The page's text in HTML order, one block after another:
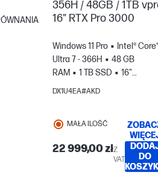
356H / 48GB / 1TB
16" RTX Pro 3000
Windows 11 Pro
Intel®
Ultra 7 - 366H
48 GB
RAM
1 TB SSD
16"
WQUXGA
NVIDIA® RTX
DX1U4EA#AKD
MAŁA ILOŚĆ
22 999,00 złZ
VAT
DO